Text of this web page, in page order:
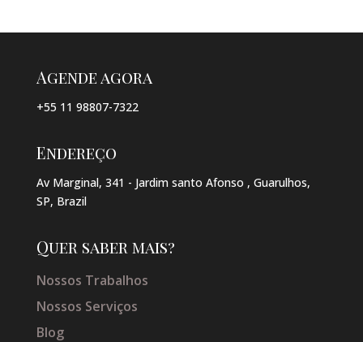
Agende agora
+55 11 98807-7322
Endereço
Av Marginal, 341 - Jardim santo Afonso , Guarulhos,
SP, Brazil
Quer saber mais?
Nossos Trabalhos
Nossos Serviços
Blog